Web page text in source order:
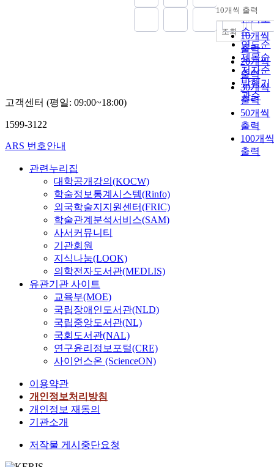
순
인기도
순
연도순
제목순
저자순
발행기
관순
내림차
10개씩 출력
10개씩
출력
20개씩
출력
30개씩
출력
50개씩
출력
100개
출력
조회
고객센터 (평일: 09:00~18:00)
1599-3122
ARS 번호안내
관련누리집
대학공개강의(KOCW)
학술정보통계시스템(Rinfo)
외국학술지지원센터(FRIC)
학술관계분석서비스(SAM)
사서커뮤니티
기관회원
지식나눔(LOOK)
의학전자도서관(MEDLIS)
유관기관 사이트
교육부(MOE)
국립장애인도서관(NLD)
국립중앙도서관(NL)
국회도서관(NAL)
연구윤리정보포털(CRE)
사이언스온 (ScienceON)
이용약관
개인정보처리방침
개인정보 재동의
기관소개
저작물 게시중단요청